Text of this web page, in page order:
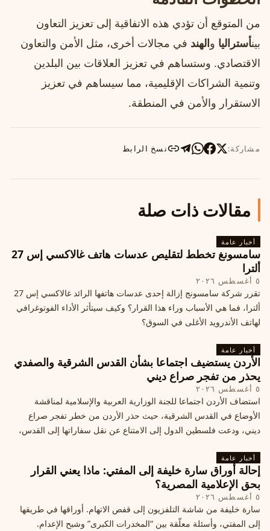
من المتوقع أن تؤدي هذه الاتفاقية إلى تعزيز التعاون
بينأستراليا والهند في مجالات أخرى، مثل الأمن والتعاون
الاقتصادي. وستساهم في تعزيز العلاقات بين البلدين
وتنمية الشراكات الإقليمية، مما سيساهم في تعزيز
الاستقرار والأمن في المنطقة.
مشاركة: نسخ الرابط
مقالات ذات صلة
أخبار عامة
سامسونغ تخطط لتقليص عدسات هاتف غالاكسي إس 27
ألترا
٥ أغسطس ٢٠٢٦
تقرر شركة سامسونج إزالة إحدى عدسات هاتفها الرائد غالاكسي إس 27
ألترا، فما هي الأسباب وراء هذا القرار؟ وكيف سيتأثر الأداء الفوتوغرافي
لهاتف الأندرويد الأغلى في السوق؟
أخبار عامة
الأردن يستضيف اجتماعا بشأن القدس الشرقية والصفدي
يحذر من تفجر صراع ديني
٥ أغسطس ٢٠٢٦
استضاف الأردن اجتماعا للجنة الوزارية العربية والإسلامية لمناقشة
الأوضاع في القدس الشرقية، حيث حذر الأردن من خطر تفجر صراع
ديني، ودعت فلسطين الدول إلى الامتناع عن نقل سفاراتها إلى القدس،
أخبار عامة
إحالة أوراق سارة خليفة إلى المفتي: ماذا يعني القرار
بحق الإعلامية المصرية؟
٥ أغسطس ٢٠٢٦
سارة خليفة من شاشة التلفزيون إلى قفص الاتهام. أوراقها في طريقها
إلى المفتي، وأسئلة معلّقة بين “المخدرات الكبرى” وشبح الإعدام.